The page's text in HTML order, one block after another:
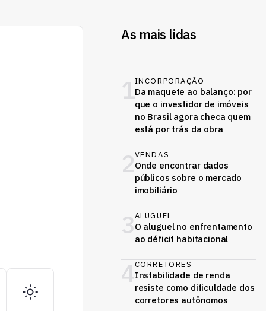
As mais lidas
1INCORPORAÇÃO
Da maquete ao balanço: por
que o investidor de imóveis
no Brasil agora checa quem
está por trás da obra
2VENDAS
Onde encontrar dados
públicos sobre o mercado
imobiliário
3ALUGUEL
O aluguel no enfrentamento
ao déficit habitacional
4CORRETORES
Instabilidade de renda
resiste como dificuldade dos
corretores autônomos